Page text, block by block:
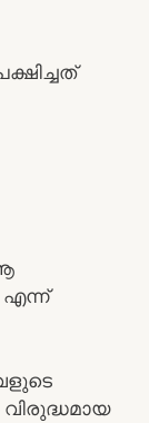
എന്ന്